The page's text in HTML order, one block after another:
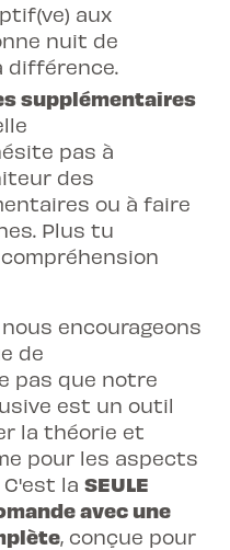
aux
nuit de
différence.
supplémentaires
pas à
des
ou à faire
Plus tu
encourageons
de
pas que notre
est un outil
la théorie et
pour les aspects
la SEULE
avec une
, conçue pour